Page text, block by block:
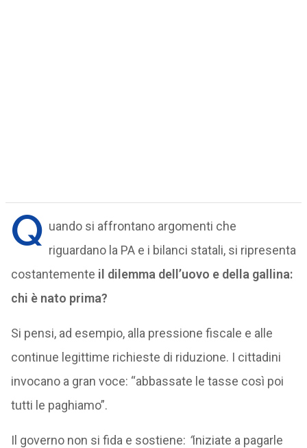
Q uando si affrontano argomenti che
riguardano la PA e i bilanci statali, si ripresenta
costantemente il dilemma dell’uovo e della gallina:
chi è nato prima?
Si pensi, ad esempio, alla pressione fiscale e alle
continue legittime richieste di riduzione. I cittadini
invocano a gran voce: “abbassate le tasse così poi
tutti le paghiamo”.
Il governo non si fida e sostiene: “iniziate a pagarle